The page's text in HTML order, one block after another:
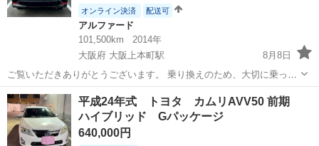
オンライン決済 配送可
アルファード
101,500km
2014年
大阪府 大阪上本町駅
8月8日
ご覧いただきありがとうございます。 乗り換えのため、大切に乗って
きたアルファードを出品いたします。 現在も日常的に使用しておりま
すので、走行距離は多少増える場合があります。 写真枚数制限で同じ
タイトルでのを追加確認くだ...
大阪 大阪市 大阪上本町駅 アルファード スマート
平成24年式 トヨタ カムリAVV50 前期
ハイブリッド Gパッケージ
640,000円